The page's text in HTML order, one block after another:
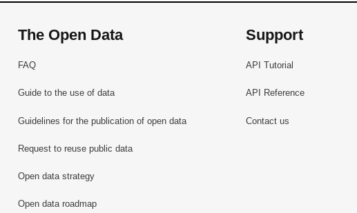
The Open Data
FAQ
Guide to the use of data
Guidelines for the publication of open data
Request to reuse public data
Open data strategy
Open data roadmap
Support
API Tutorial
API Reference
Contact us